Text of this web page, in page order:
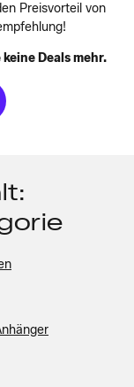
Preisvorteil von
Deals mehr.